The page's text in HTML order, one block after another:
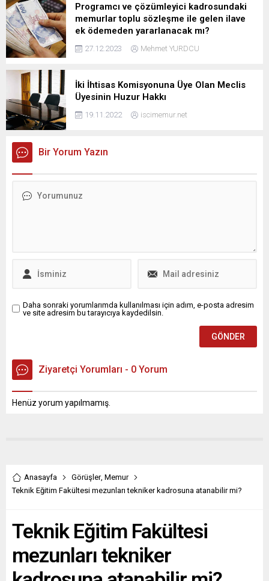
Programcı ve çözümleyici kadrosundaki
memurlar toplu sözleşme ile gelen ilave
ek ödemeden yararlanacak mı?
27.12.2023 Mehmet YURDCU
İki İhtisas Komisyonuna Üye Olan Meclis
Üyesinin Huzur Hakkı
19.11.2022 iscimemur.net
Bir Yorum Yazın
Daha sonraki yorumlarımda kullanılması için adım, e-posta adresim
ve site adresim bu tarayıcıya kaydedilsin.
Ziyaretçi Yorumları - 0 Yorum
Henüz yorum yapılmamış.
Anasayfa Görüşler, Memur
Teknik Eğitim Fakültesi mezunları tekniker kadrosuna atanabilir mi?
Teknik Eğitim Fakültesi
mezunları tekniker